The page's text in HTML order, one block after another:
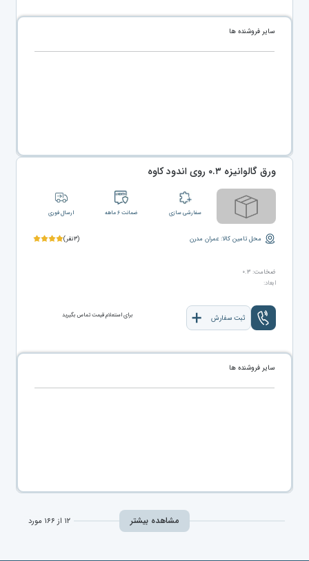
سایر فروشنده ها
ورق گالوانیزه ۰.۳ روی اندود کاوه
سفارشی سازی ضمانت ۶ ماهه ارسال فوری
محل تامین کالا: عمران مدرن (۳نفر)
ضخامت: ۰.۳
ابعاد:
ثبت سفارش برای استعلام قیمت تماس بگیرید
سایر فروشنده ها
مشاهده بیشتر ۱۲ از ۱۶۶ مورد